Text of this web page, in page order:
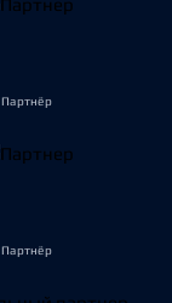
Партнёр
Партнёр